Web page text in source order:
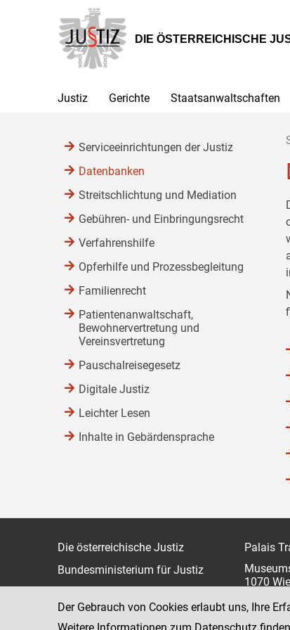
Hauptnavigation
[1]
Inhalt
[2]
Untermenü
[3]
DIE ÖSTERREICHISCHE
Justiz Gerichte Staatsanwaltschaften
Serviceeinrichtungen der Justiz
Datenbanken
Streitschlichtung und Mediation
Gebühren- und Einbringungsrecht
Verfahrenshilfe
Opferhilfe und Prozessbegleitung
Familienrecht
Patientenanwaltschaft,
Bewohnervertretung und
Vereinsvertretung
Pauschalreisegesetz
Digitale Justiz
Leichter Lesen
Inhalte in Gebärdensprache
Die österreichische Justiz
Bundesministerium für Justiz
bmj.gv.at
Palais
1070
Der Gebrauch von Cookies erlaubt uns, Ihre